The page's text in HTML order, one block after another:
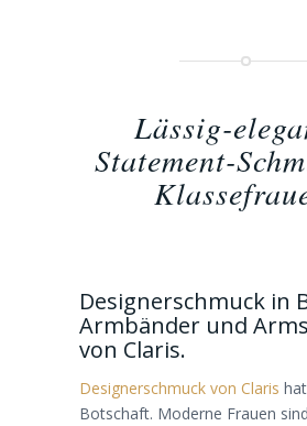
Lässig-
Statement-
Designerschmuck in
Armbänder und
von Claris.
Designerschmuck von Claris
Botschaft. Moderne Frauen